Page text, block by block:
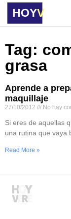
HOYVERE
Tag:
grasa
Aprende a
maquillaje
27/10/2012 No hay
Si eres de aquellas
una rutina que vaya
Read More »